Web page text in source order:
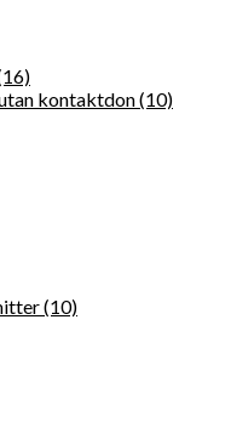
kontaktdon (10)
(10)